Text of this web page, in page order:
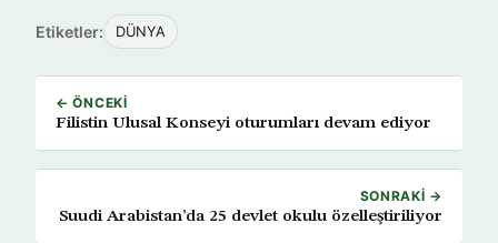
Etiketler: DÜNYA
← ÖNCEKI
Filistin Ulusal Konseyi oturumları devam ediyor
SONRAKI →
Suudi Arabistan’da 25 devlet okulu özelleştiriliyor